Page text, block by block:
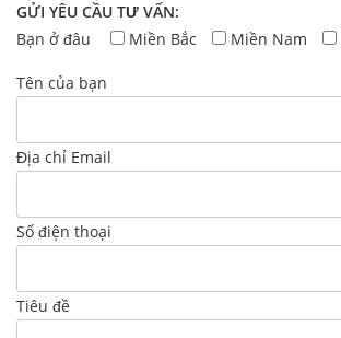
GỬI YÊU CẦU TƯ VẤN:
Bạn ở đâu
Miền Bắc Miền Nam
Tên của bạn
Địa chỉ Email
Số điện thoại
Tiêu đề